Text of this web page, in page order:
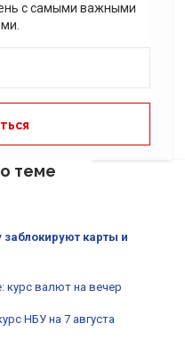
с самыми важными
теме
карты и
курс валют на вечер
НБУ на 7 августа